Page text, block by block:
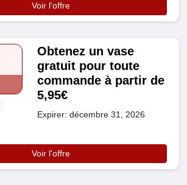
Voir l'offre
Obtenez un vase
gratuit pour toute
commande à partir de
5,95€
Expirer: décembre 31, 2026
Voir l'offre